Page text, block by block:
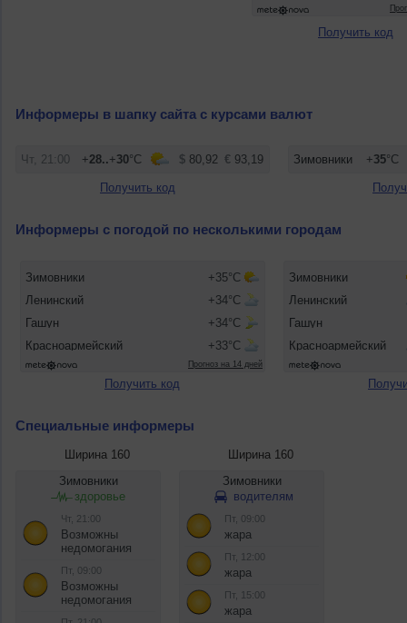
Получить код
Информеры в шапку сайта с курсами валют
Получить код
Информеры с погодой по несколькими городам
Получить код
Специальные информеры
Ширина 160 Ширина 160